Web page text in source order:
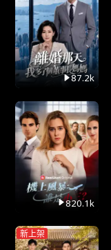
87.2k
820.1k
新上架